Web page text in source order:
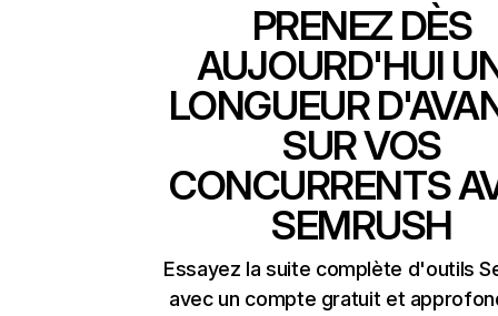
PRENEZ DÈS
AUJOURD'HUI
LONGUEUR
SUR VOS
CONCURRENTS
SEMRUSH
Essayez la suite complète d'outils
avec un compte gratuit et